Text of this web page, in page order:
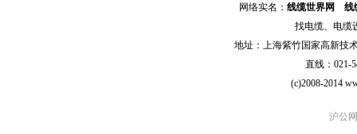
网络实名： 线缆世界网
线
找电缆、 电缆
地址：上海紫竹国家高新技
直线：021-
(c)2008-2014
沪公